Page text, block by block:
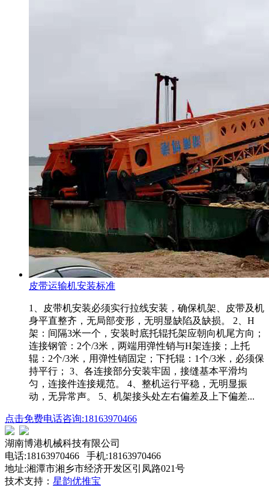
皮带运输机安装标准
1、皮带机安装必须实行拉线安装，确保机架、皮带及机
身平直整齐，无局部变形，无明显缺陷及缺损。 2、H
架：间隔3米一个，安装时底托辊托架应朝向机尾方向；
连接钢管：2个/3米，两端用弹性销与H架连接；上托
辊：2个/3米，用弹性销固定；下托辊：1个/3米，必须保
持平行； 3、各连接部分安装牢固，接缝基本平滑均
匀，连接件连接规范。 4、整机运行平稳，无明显振
动，无异常声。 5、机架接头处左右偏差及上下偏差...
点击免费电话咨询:18163970466
湖南博港机械科技有限公司
电话:18163970466 手机:18163970466
地址:湘潭市湘乡市经济开发区引凤路021号
技术支持： 星韵优推宝